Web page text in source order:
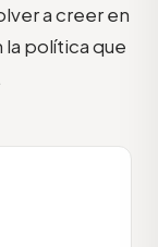
a creer en
la política que